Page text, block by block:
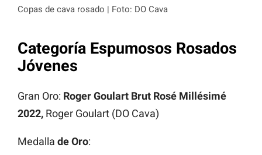
Copas de cava rosado | Foto: DO Cava
Categoría Espumosos Rosados
Jóvenes
Gran Oro: Roger Goulart Brut Rosé Millésimé
2022, Roger Goulart (DO Cava)
Medalla de Oro: